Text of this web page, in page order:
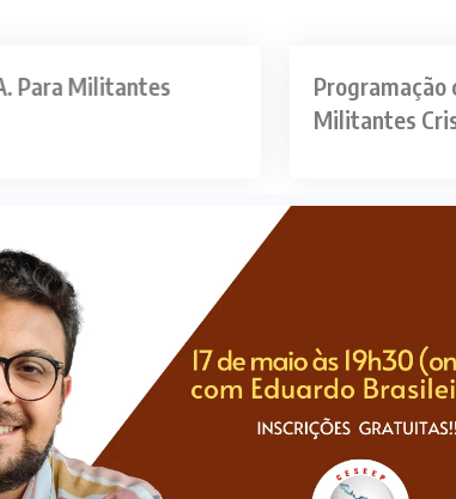
Para Militantes
Programação
Militantes